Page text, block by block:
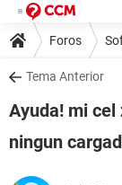
Foros
Tema Anterior
Ayuda! mi cel
ningun